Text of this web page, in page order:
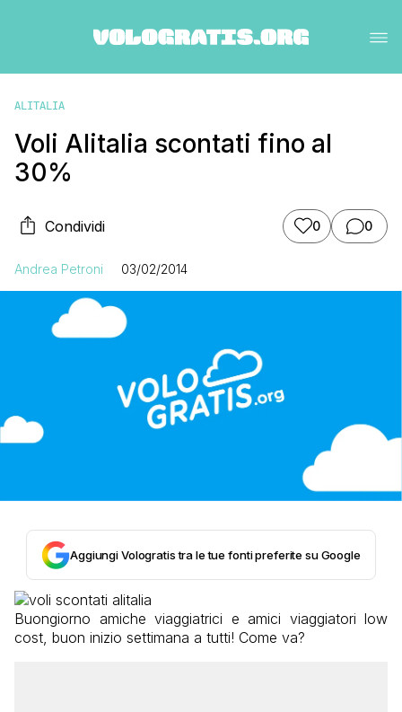
ALITALIA
Voli Alitalia scontati fino al
30%
Condividi 0 0
Andrea Petroni 03/02/2014
Aggiungi Vologratis tra le tue fonti preferite su Google
Buongiorno amiche viaggiatrici e amici viaggiatori low
cost, buon inizio settimana a tutti! Come va?